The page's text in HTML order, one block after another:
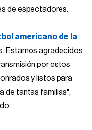
de espectadores.
americano de la
Estamos agradecidos
por estos
y listos para
de tantas familias",